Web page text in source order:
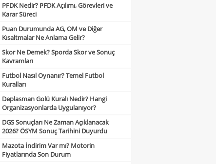
PFDK Nedir? PFDK Açılımı, Görevleri ve
Karar Süreci
Puan Durumunda AG, OM ve Diğer
Kısaltmalar Ne Anlama Gelir?
Skor Ne Demek? Sporda Skor ve Sonuç
Kavramları
Futbol Nasıl Oynanır? Temel Futbol
Kuralları
Deplasman Golü Kuralı Nedir? Hangi
Organizasyonlarda Uygulanıyor?
DGS Sonuçları Ne Zaman Açıklanacak
2026? ÖSYM Sonuç Tarihini Duyurdu
Mazota İndirim Var mı? Motorin
Fiyatlarında Son Durum